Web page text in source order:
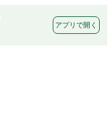
アプリで開く